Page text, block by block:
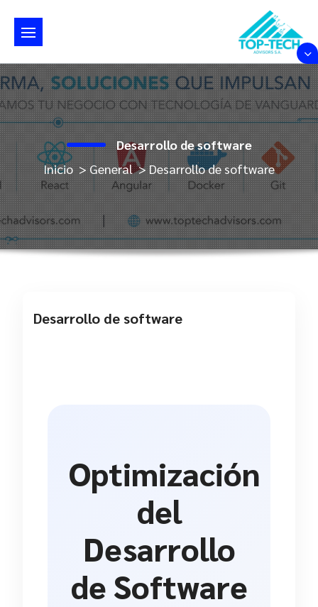
contenido
Desarrollo de software
Inicio>General>Desarrollo de software
Desarrollo de software
Optimización
del
Desarrollo
de Software